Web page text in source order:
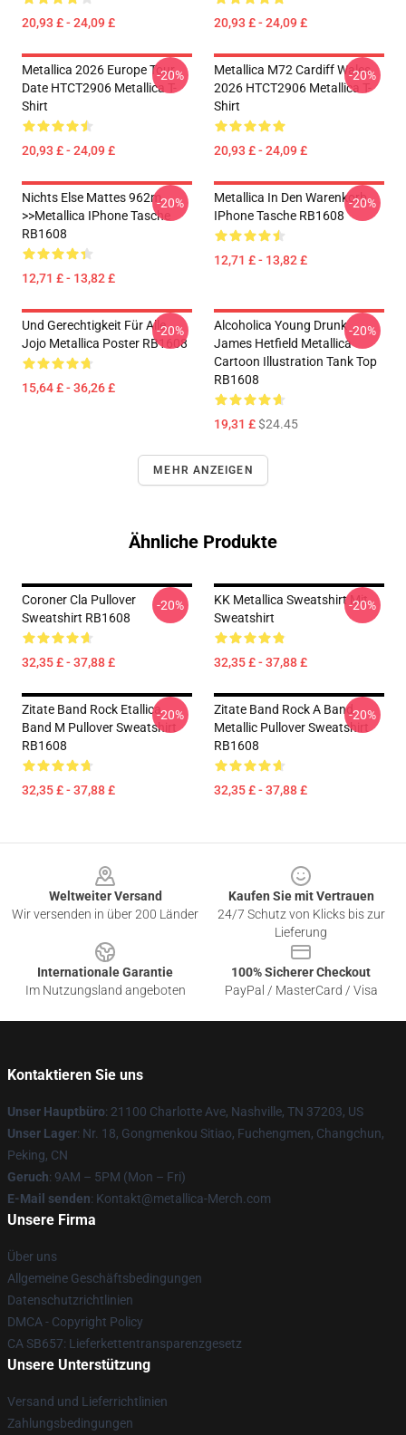
20,93 £ - 24,09 £ 20,93 £ - 24,09 £
Metallica 2026 Europe Tour
Date HTCT2906 Metallica T-
Shirt
20,93 £ - 24,09 £
-20%
Metallica M72 Cardiff Wales
2026 HTCT2906 Metallica T-
Shirt
20,93 £ - 24,09 £
-20%
Nichts Else Mattes 962m
>>metallica IPhone Tasche
RB1608
12,71 £ - 13,82 £
-20%
Metallica In Den Warenkorb
IPhone Tasche RB1608
12,71 £ - 13,82 £
-20%
Und Gerechtigkeit Für Alle...
Jojo Metallica Poster RB1608
15,64 £ - 36,26 £
-20%
Alcoholica Young Drunk
James Hetfield Metallica
Cartoon Illustration Tank Top
RB1608
19,31 £$24.45
-20%
MEHR ANZEIGEN
Ähnliche Produkte
Coroner Cla Pullover
Sweatshirt RB1608
32,35 £ - 37,88 £
-20%
KK Metallica Sweatshirt Mit
Sweatshirt
32,35 £ - 37,88 £
-20%
Zitate Band Rock Etallica
Band M Pullover Sweatshirt
RB1608
32,35 £ - 37,88 £
-20%
Zitate Band Rock A Band
Metallic Pullover Sweatshirt
RB1608
32,35 £ - 37,88 £
-20%
Weltweiter Versand
Wir versenden in über 200 Länder
Kaufen Sie mit Vertrauen
24/7 Schutz von Klicks bis zur
Lieferung
Internationale Garantie
Im Nutzungsland angeboten
100% Sicherer Checkout
PayPal / MasterCard / Visa
Kontaktieren Sie uns
Unser Hauptbüro: 21100 Charlotte Ave, Nashville, TN 37203, US
Unser Lager: Nr. 18, Gongmenkou Sitiao, Fuchengmen, Changchun,
Peking, CN
Geruch: 9AM – 5PM (Mon – Fri)
E-Mail senden: Kontakt@metallica-Merch.com
Unsere Firma
Über uns
Allgemeine Geschäftsbedingungen
Datenschutzrichtlinien
DMCA - Copyright Policy
CA SB657: Lieferkettentransparenzgesetz
Unsere Unterstützung
Versand und Lieferrichtlinien
Zahlungsbedingungen